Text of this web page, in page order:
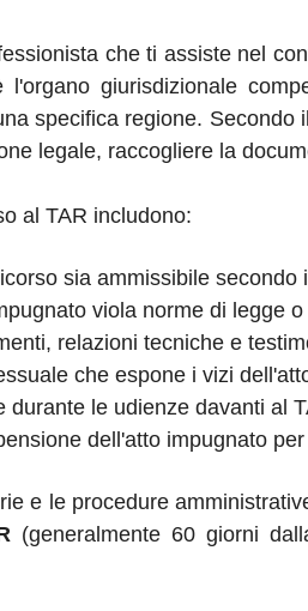
che ti assiste nel
l'organo giurisdizionale
specifica regione. Secondo il
legale, raccogliere la
al TAR includono:
sia ammissibile
viola norme di legge
relazioni tecniche e
che espone i vizi
durante le udienze davanti al
dell'atto impugnato
e le procedure
(generalmente 60 giorni